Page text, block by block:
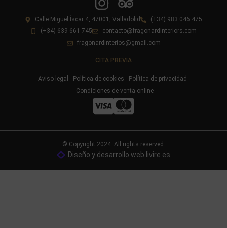
Calle Miguel Íscar 4, 47001, Valladolid
(+34) 983 046 475
(+34) 639 661 745
contacto@fragonardinteriors.com
fragonardinterios@gmail.com
CITA PREVIA
Aviso legal Política de cookies
Política de privacidad
Condiciones de venta online
© Copyright 2024. All rights reserved.
Diseño y desarrollo web livire.es